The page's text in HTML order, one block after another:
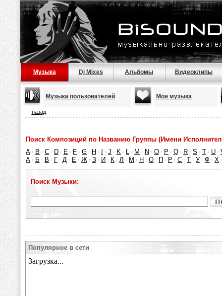
Музыка Dj Mixes Альбомы Видеоклипы
Музыка пользователей Моя музыка
назад
Поиск Композиций по Названию Группы (Имени
A · B · C · D · E · F · G · H · · J · K · L · M · N · O · P · Q · R · S · T · U ·
А · Б · В · Г · Д · Е · Ж · З · И · К · Л · М · Н · О · П · Р · С · Т · У · Ф · Х
Поиск Музыки:
Популярное в сети